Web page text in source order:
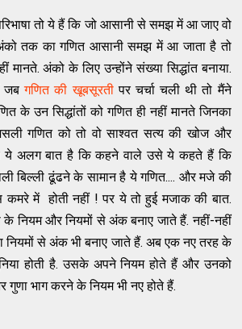
तो ये हैं कि जो आसानी से समझ में आ जाए वो
तक का गणित आसानी समझ में आ जाता है तो
मानते. अंको के लिए उन्होंने संख्या सिद्धांत बनाया.
जबगणित की खूबसूरतीपर चर्चा चली थी तो मैंने
के उन सिद्धांतों को गणित ही नहीं मानते जिनका
गणित को तो वो साश्वत सत्य की खोज और
ये अलग बात है कि कहने वाले उसे ये कहते हैं कि
बिल्ली ढूंढने के सामान है ये गणित.... और मजे की
कमरे में होती नहीं ! पर ये तो हुई मजाक की बात.
के नियम और नियमों से अंक बनाए जाते हैं. नहीं-नहीं
नियमों से अंक भी बनाए जाते हैं. अब एक नए तरह के
होती है. उसके अपने नियम होते हैं और उनको
भाग करने के नियम भी नए होते हैं.